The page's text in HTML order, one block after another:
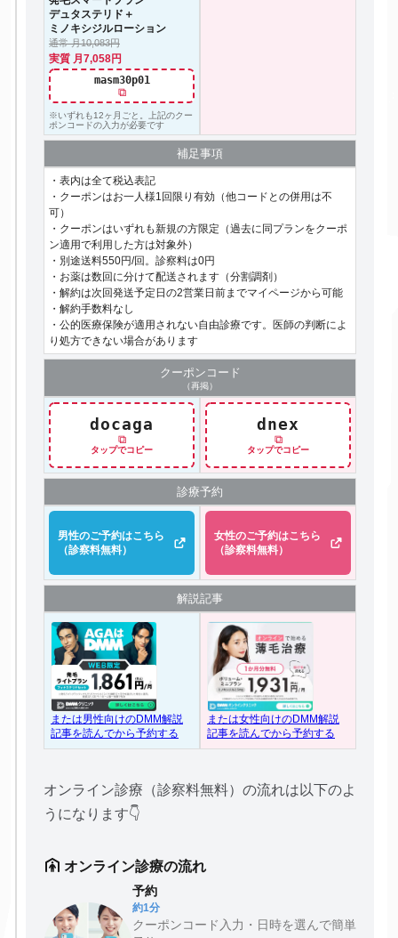
デュタステリド＋
ミノキシジルローション
通常 月10,083円
実質 月7,058円
masm30p01
⧉
※いずれも12ヶ月ごと。上記のクー
ポンコードの入力が必要です
補足事項
・表内は全て税込表記
・クーポンはお一人様1回限り有効（他コードとの併用は不
可）
・クーポンはいずれも新規の方限定（過去に同プランをクーポ
ン適用で利用した方は対象外）
・別途送料550円/回。診察料は0円
・お薬は数回に分けて配送されます（分割調剤）
・解約は次回発送予定日の2営業日前までマイページから可能
・解約手数料なし
・公的医療保険が適用されない自由診療です。医師の判断によ
り処方できない場合があります
クーポン コード
（再掲）
docaga
⧉
タップでコピー
dnex
⧉
タップでコピー
診療予約
男性のご予約はこちら
（診察料無料）
女性のご予約はこちら
（診察料無料）
解説記事
または男性向けのDMM解説
記事を読んでから予約する
または女性向けのDMM解説
記事を読んでから予約する
オンライン診療（診察料無料）の流れは以下のよ
うになります👇
オンライン診療の流れ
予約
約1分
クーポンコード入力・日時を選んで簡単